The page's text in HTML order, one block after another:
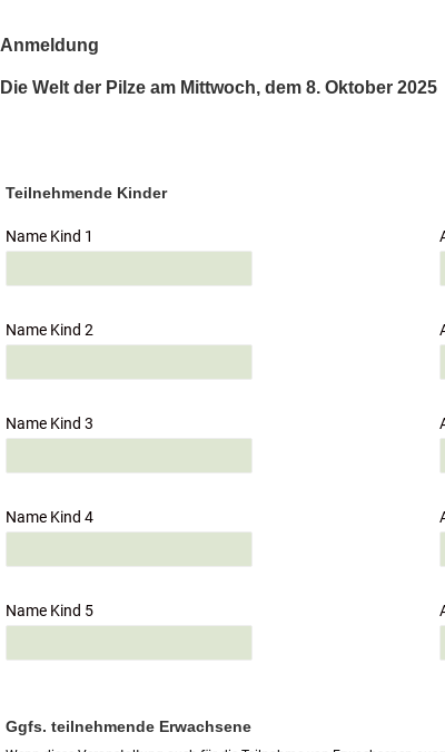
Anmeldung
Die Welt der Pilze am Mittwoch, dem 8. Oktober 2025
Teilnehmende Kinder
Name Kind 1
Name Kind 2
Name Kind 3
Name Kind 4
Name Kind 5
Ggfs. teilnehmende Erwachsene